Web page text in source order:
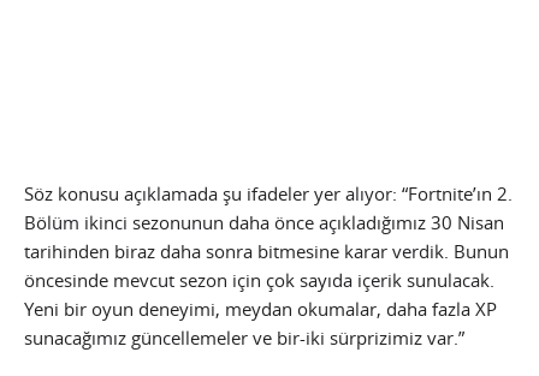
Söz konusu açıklamada şu ifadeler yer alıyor: “Fortnite’ın 2.
Bölüm ikinci sezonunun daha önce açıkladığımız 30 Nisan
tarihinden biraz daha sonra bitmesine karar verdik. Bunun
öncesinde mevcut sezon için çok sayıda içerik sunulacak.
Yeni bir oyun deneyimi, meydan okumalar, daha fazla XP
sunacağımız güncellemeler ve bir-iki sürprizimiz var.”